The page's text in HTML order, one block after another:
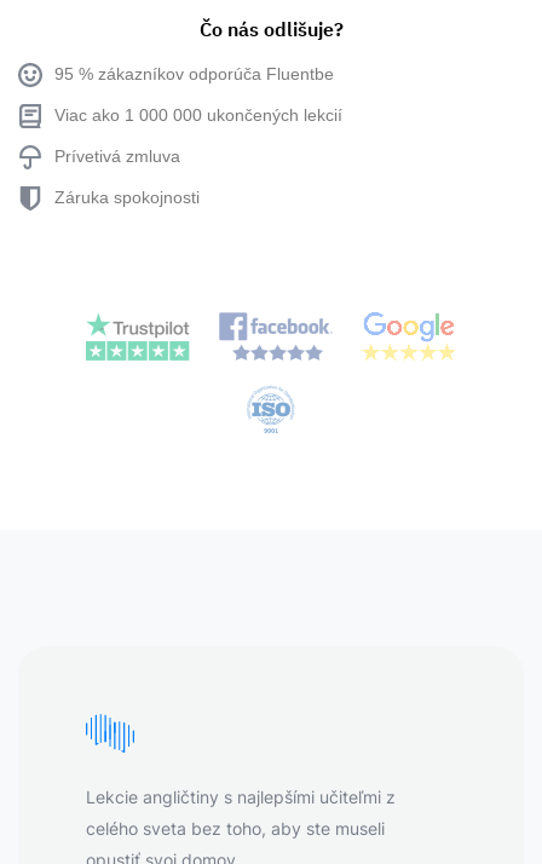
Čo nás odlišuje?
95 % zákazníkov odporúča Fluentbe
Viac ako 1 000 000 ukončených lekcií
Prívetivá zmluva
Záruka spokojnosti
Lekcie angličtiny s najlepšími učiteľmi z
celého sveta bez toho, aby ste museli
opustiť svoj domov.